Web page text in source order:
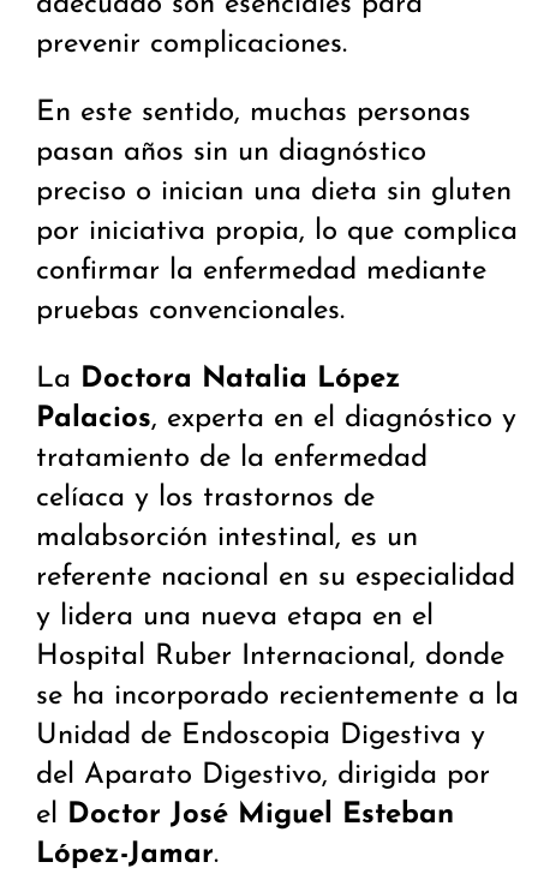
prevenir complicaciones.
En este sentido, muchas personas
pasan años sin un diagnóstico
preciso o inician una dieta sin gluten
por iniciativa propia, lo que complica
confirmar la enfermedad mediante
pruebas convencionales.
La Doctora Natalia López
Palacios, experta en el diagnóstico y
tratamiento de la enfermedad
celíaca y los trastornos de
malabsorción intestinal, es un
referente nacional en su especialidad
y lidera una nueva etapa en el
Hospital Ruber Internacional, donde
se ha incorporado recientemente a la
Unidad de Endoscopia Digestiva y
del Aparato Digestivo, dirigida por
el Doctor José Miguel Esteban
López-Jamar.